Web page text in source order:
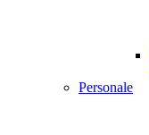
Personale